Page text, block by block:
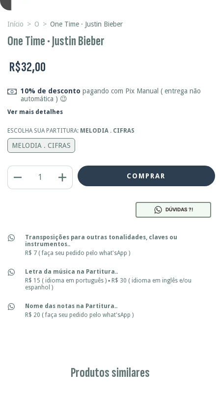
Início > O > One Time · Justin Bieber
One Time · Justin Bieber
R$32,00
10% de desconto pagando com Pix Manual ( entrega não
automática ) 😉
Ver mais detalhes
ESCOLHA SUA PARTITURA: MELODIA . CIFRAS
MELODIA . CIFRAS
DÚVIDAS ?!
Transposições para outras tonalidades, claves ou
instrumentos..
R$ 7 ( faça seu pedido pelo what'sApp )
Letra da música na Partitura..
R$ 15 ( idioma em português ) ▪ R$ 30 ( idioma em inglês e/ou
espanhol )
Nome das notas na Partitura..
R$ 20 ( faça seu pedido pelo what'sApp )
Produtos similares